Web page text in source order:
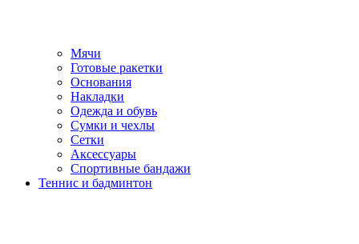
Мячи
Готовые ракетки
Основания
Накладки
Одежда и обувь
Сумки и чехлы
Сетки
Аксессуары
Спортивные бандажи
Теннис и бадминтон